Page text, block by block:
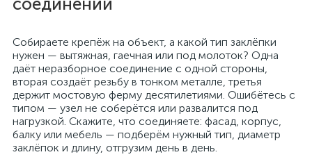
Собираете крепёж на объект, а какой тип заклёпки
нужен — вытяжная, гаечная или под молоток? Одна
даёт неразборное соединение с одной стороны,
вторая создаёт резьбу в тонком металле, третья
держит мостовую ферму десятилетиями. Ошибётесь с
типом — узел не соберётся или развалится под
нагрузкой. Скажите, что соединяете: фасад, корпус,
балку или мебель — подберём нужный тип, диаметр
заклёпок и длину, отгрузим день в день.